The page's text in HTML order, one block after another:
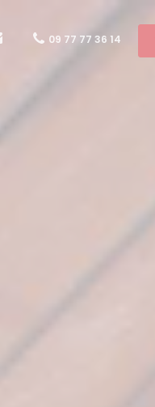
09 77 77 36 14